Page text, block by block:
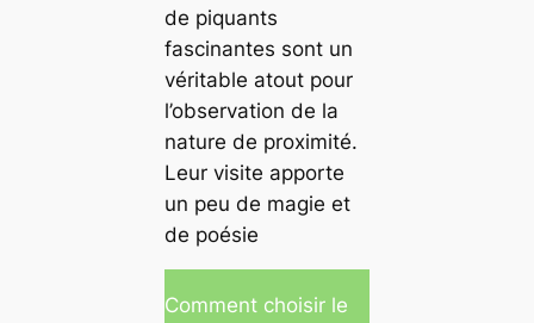
de piquants
fascinantes sont un
véritable atout pour
l’observation de la
nature de proximité.
Leur visite apporte
un peu de magie et
de poésie
Comment choisir le